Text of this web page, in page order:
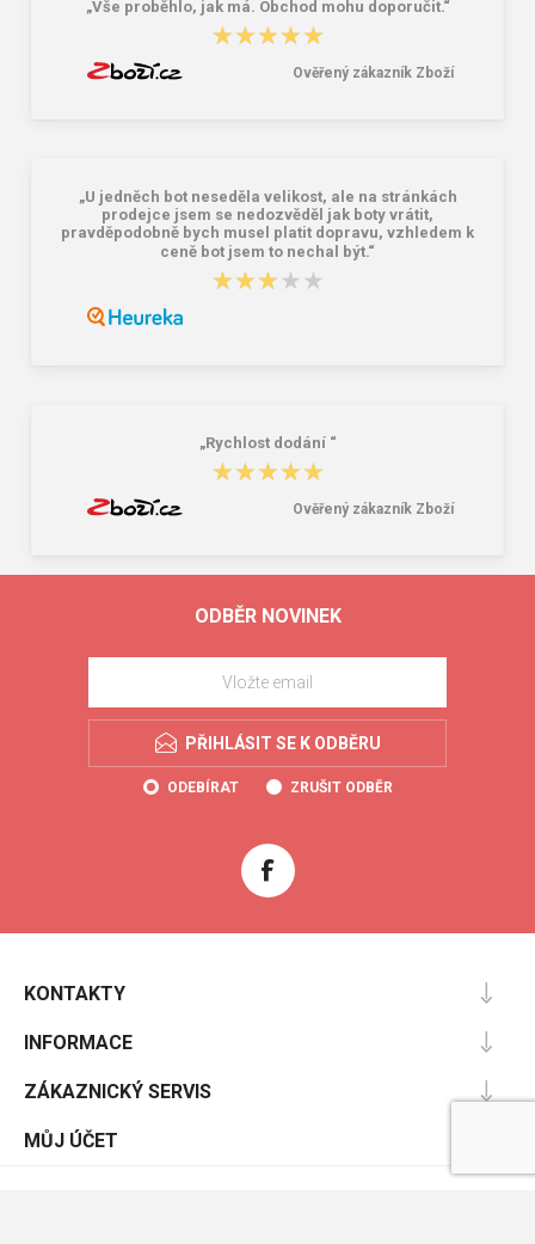
„Vše proběhlo, jak má. Obchod mohu doporučit.“
★★★★★
★★★★★
Ověřený zákazník Zboží
„U jedněch bot neseděla velikost, ale na stránkách
prodejce jsem se nedozvěděl jak boty vrátit,
pravděpodobně bych musel platit dopravu, vzhledem k
ceně bot jsem to nechal být.“
★★★★★
★★★★★
„Rychlost dodání “
★★★★★
★★★★★
Ověřený zákazník Zboží
ODBĚR NOVINEK
PŘIHLÁSIT SE K ODBĚRU
ODEBÍRAT ZRUŠIT ODBĚR
KONTAKTY
INFORMACE
ZÁKAZNICKÝ SERVIS
MŮJ ÚČET